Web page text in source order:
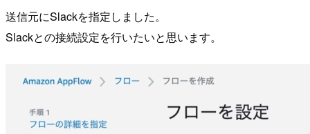
送信元にSlackを指定しました。
Slackとの接続設定を行いたいと思います。